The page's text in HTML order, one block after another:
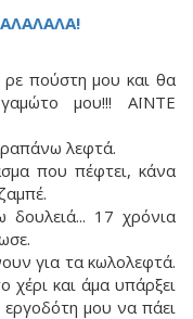
πούστη μου και θα
μου!!! ΑΪΝΤΕ
λεφτά.
που πέφτει, κάνα
17 χρόνια
για τα κωλολεφτά.
χέρι και άμα υπάρξει
μου να πάει